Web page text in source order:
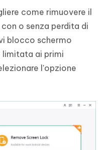
come rimuovere il
o senza perdita di
blocco schermo
limitata ai primi
l'opzione